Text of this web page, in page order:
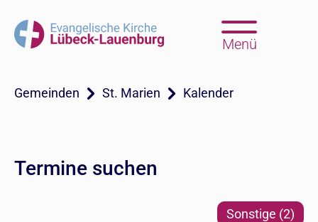
Menü
Gemeinden St. Marien Kalender
Termine suchen
Sonstige (2)